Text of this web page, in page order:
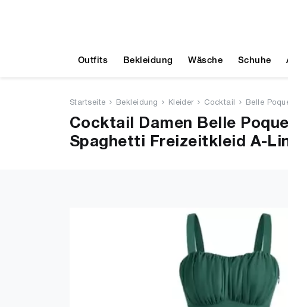
Outfits Bekleidung Wäsche Schuhe
Startseite Bekleidung Kleider Cocktail Belle
Cocktail Damen Belle
Spaghetti Freizeitkleid A-